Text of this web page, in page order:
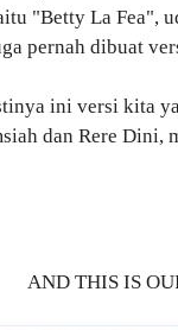
"Betty La Fea",
pernah dibuat
ini versi kita
dan Rere Dini,
AND THIS IS